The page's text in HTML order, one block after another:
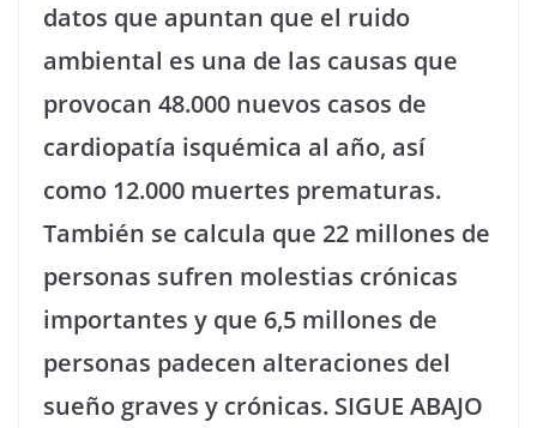
datos que apuntan que el ruido
ambiental es una de las causas que
provocan 48.000 nuevos casos de
cardiopatía isquémica al año, así
como 12.000 muertes prematuras.
También se calcula que 22 millones de
personas sufren molestias crónicas
importantes y que 6,5 millones de
personas padecen alteraciones del
sueño graves y crónicas. SIGUE ABAJO